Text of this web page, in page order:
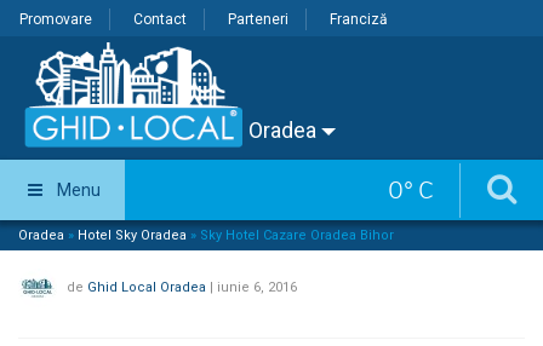
Promovare Contact Parteneri Franciză
Oradea
0° C
Menu
Oradea » Hotel Sky Oradea » Sky Hotel Cazare Oradea Bihor
de Ghid Local Oradea | iunie 6, 2016